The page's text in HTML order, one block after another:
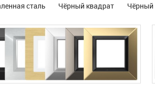
сталь Чёрный квадрат